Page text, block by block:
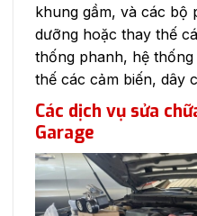
khung gầm, và các bộ
dưỡng hoặc thay thế
thống phanh, hệ
thế các cảm biến, dây
Các dịch vụ sửa
Garage